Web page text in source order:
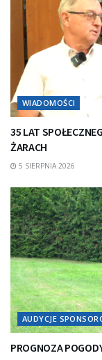
WIADOMOŚCI
35 LAT
ŻARACH
5 SIERPNIA 2026
AUDYCJE
PROGNOZA